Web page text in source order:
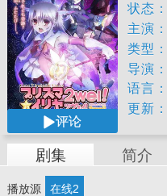
评论
状态：
主演：
静 高
类型：
导演：
语言：
文字幕
更新：
剧集 简介
播放源 在线2